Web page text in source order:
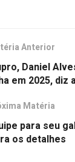
Anterior
Daniel
em 2025, diz
Matéria
para seu
os detalhes